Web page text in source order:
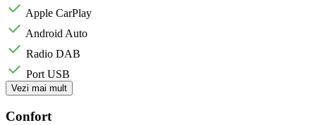
Apple CarPlay
Android Auto
Radio DAB
Port USB
Vezi mai mult
Confort